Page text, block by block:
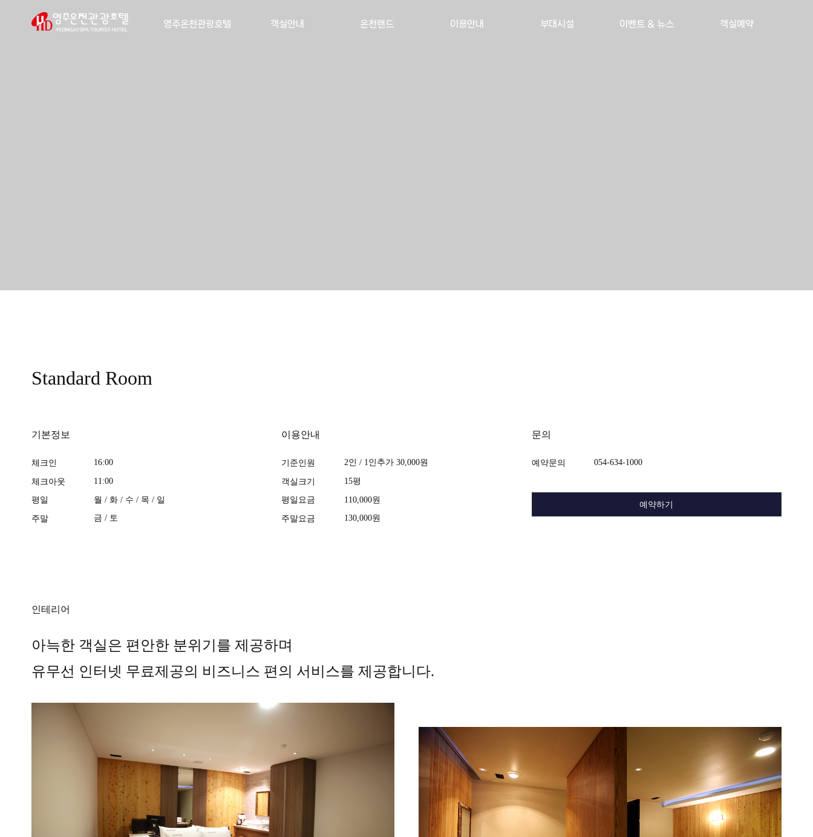
영주온천관광호텔 객실안내 온천랜드 이용안내 부대시설 이벤트 & 뉴스 객실예약
Standard Room
기본정보
체크인 16:00
체크아웃 11:00
평일 월 / 화 / 수 / 목 / 일
주말 금 / 토
이용안내
기준인원 2인 / 1인추가 30,000원
객실크기 15평
평일요금 110,000원
주말요금 130,000원
문의
예약문의 054-634-1000
예약하기
인테리어
아늑한 객실은 편안한 분위기를 제공하며
유무선 인터넷 무료제공의 비즈니스 편의 서비스를 제공합니다.